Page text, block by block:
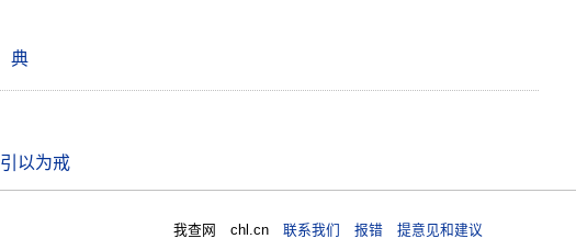
典
引以为戒
我查网 chl.cn联系我们 报错 提意见和建议